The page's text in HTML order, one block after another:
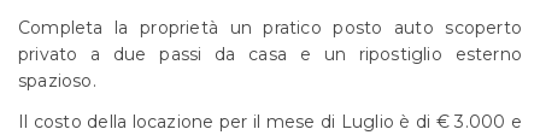
Completa la proprietà un pratico posto auto scoperto
privato a due passi da casa e un ripostiglio esterno
spazioso.
Il costo della locazione per il mese di Luglio è di € 3.000 e